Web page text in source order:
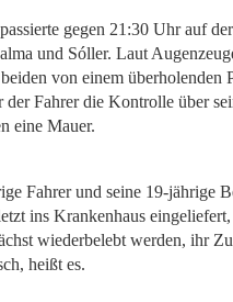
gegen 21:30 Uhr auf
und Sóller. Laut
von einem überholenden
der Fahrer die Kontrolle über
eine Mauer.
Fahrer und seine 19-jährige
ins Krankenhaus
wiederbelebt werden, ihr
heißt es.